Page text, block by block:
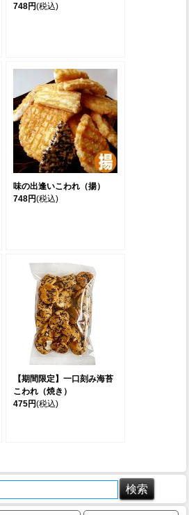
748円(税込)
味の出逢いこわれ（揚）
748円(税込)
【期間限定】一口刻み海苔
こわれ（焼き）
475円(税込)